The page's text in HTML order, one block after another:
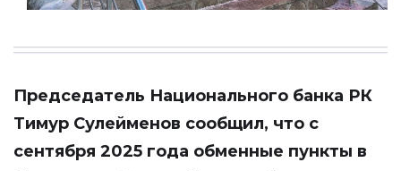
Председатель Национального банка РК
Тимур Сулейменов сообщил, что с
сентября 2025 года обменные пункты в